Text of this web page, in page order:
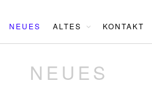
NEUES ALTES KONTAKT
NEUES